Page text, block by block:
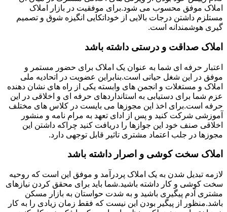
املاک موفق محسوب می شود.برای موفقیت در بازار املاک
مستلزم داشتن درجات بالایی از خوداتکایی انگیزه شوق و تصمیم
گیری هوشمندانه است.
املاک صداقت و درستی داشته باشد
اعتبار حرفه ای شما به عنوان یک املاک برای حضور مستمر و
موفق در این شغل حیاتی است.بنابراین عضویت در اتحادیه ملی
املاک و مستغلات و انجمن های وابسته یکی از راه های نشان دهنده
عزم شما برای دستیابی به استانداردهای حرفه ای و اخلاقی در این
حرفه است.برای اخذ این مجوزها می بایست در کلاس های مختلف
آموزشی شرکت کنید و پس از ادای تعهد به مرام نامه و منشور
اخلاقی صنف خود این جوازها را دریافت کنید چراکه داشتن این
مجوزها در جلب اعتماد مشتری تاثیر قابل توجهی دارد.
املاک سخت کوشی و اصرار داشته باشد
لازمه تبدیل شدن به یک املاک پردرآمد و موفق این است که روحیه
سخت کوشی و کار داشته باشید.شما باید برای محقق کردن نیازهای
مشتری آدم پیگیری باشید و به شدت حواستان به بازار مسکن
باشد.منظور از پیگیر بودن این نیست که فقط زمان زیادی را به کار